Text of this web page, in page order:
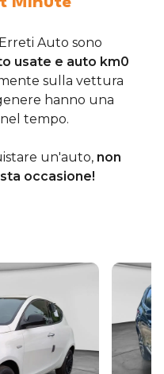
Auto sono
usate e auto km0
sulla vettura
hanno una
tempo.
un'auto, non
occasione!